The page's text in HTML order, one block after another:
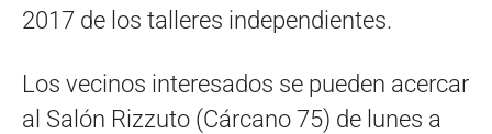
2017 de los talleres independientes.
Los vecinos interesados se pueden acercar
al Salón Rizzuto (Cárcano 75) de lunes a